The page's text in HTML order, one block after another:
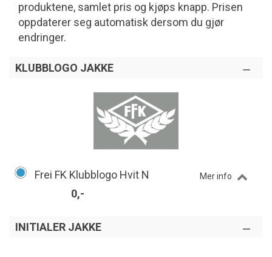
produktene, samlet pris og kjøps knapp. Prisen
oppdaterer seg automatisk dersom du gjør
endringer.
KLUBBLOGO JAKKE
Frei FK Klubblogo Hvit N Mer info
0,-
INITIALER JAKKE